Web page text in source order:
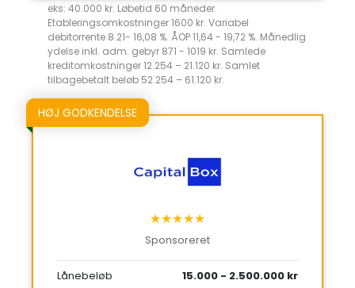
eks: 40.000 kr. Løbetid 60 måneder.
Etableringsomkostninger 1600 kr. Variabel
debitorrente 8.21- 16,08 %. ÅOP 11,64 - 19,72 %. Månedlig
ydelse inkl. adm. gebyr 871 - 1019 kr. Samlede
kreditomkostninger 12.254 – 21.120 kr. Samlet
tilbagebetalt beløb 52.254 – 61.120 kr.
HØJ GODKENDELSE
★★★★★
Sponsoreret
Lånebeløb
15.000 - 2.500.000 kr